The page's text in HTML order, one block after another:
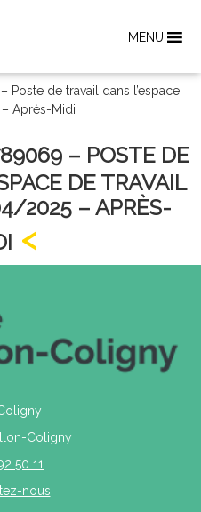
MENU
Poste de travail dans l’espace
Après-Midi
– POSTE DE
DE TRAVAIL
2025 – APRÈS-
Coligny
50 11
nous